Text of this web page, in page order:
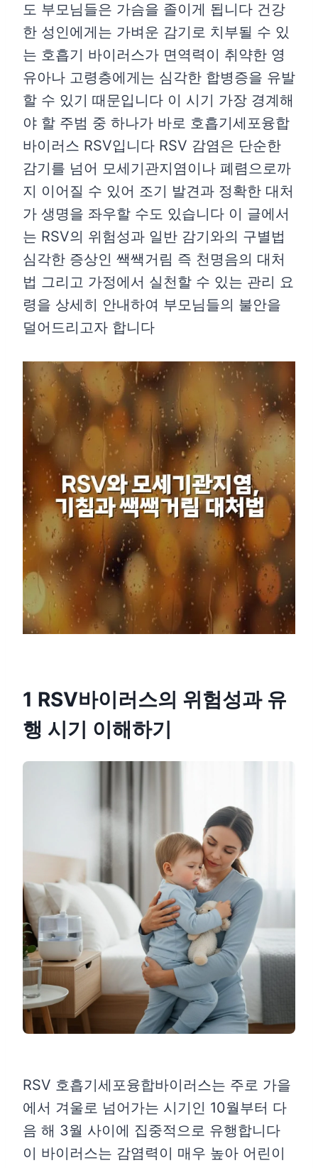
도 부모님들은 가슴을 졸이게 됩니다 건강
한 성인에게는 가벼운 감기로 치부될 수 있
는 호흡기 바이러스가 면역력이 취약한 영
유아나 고령층에게는 심각한 합병증을 유발
할 수 있기 때문입니다 이 시기 가장 경계해
야 할 주범 중 하나가 바로 호흡기세포융합
바이러스 RSV입니다 RSV 감염은 단순한
감기를 넘어 모세기관지염이나 폐렴으로까
지 이어질 수 있어 조기 발견과 정확한 대처
가 생명을 좌우할 수도 있습니다 이 글에서
는 RSV의 위험성과 일반 감기와의 구별법
심각한 증상인 쌕쌕거림 즉 천명음의 대처
법 그리고 가정에서 실천할 수 있는 관리 요
령을 상세히 안내하여 부모님들의 불안을
덜어드리고자 합니다
1 RSV바이러스의 위험성과 유
행 시기 이해하기
RSV 호흡기세포융합바이러스는 주로 가을
에서 겨울로 넘어가는 시기인 10월부터 다
음 해 3월 사이에 집중적으로 유행합니다
이 바이러스는 감염력이 매우 높아 어린이